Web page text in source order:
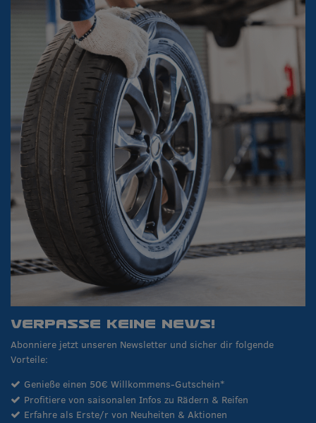
VERPASSE KEINE NEWS!
Abonniere jetzt unseren Newsletter und sicher dir folgende
Vorteile:
Genieße einen 50€ Willkommens-Gutschein*
Profitiere von saisonalen Infos zu Rädern & Reifen
Erfahre als Erste/r von Neuheiten & Aktionen